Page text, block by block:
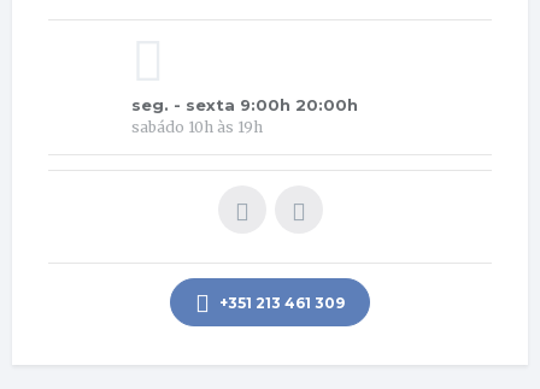
seg. - sexta 9:00h 20:00h
sabádo 10h às 19h
+351 213 461 309